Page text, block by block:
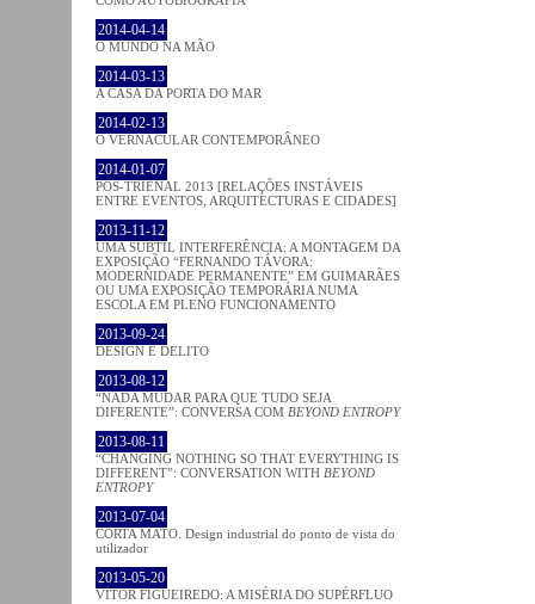
2014-04-14
O MUNDO NA MÃO
2014-03-13
A CASA DA PORTA DO MAR
2014-02-13
O VERNACULAR CONTEMPORÂNEO
2014-01-07
PÓS-TRIENAL 2013 [RELAÇÕES INSTÁVEIS
ENTRE EVENTOS, ARQUITECTURAS E CIDADES]
2013-11-12
UMA SUBTIL INTERFERÊNCIA: A MONTAGEM DA
EXPOSIÇÃO “FERNANDO TÁVORA:
MODERNIDADE PERMANENTE” EM GUIMARÃES
OU UMA EXPOSIÇÃO TEMPORÁRIA NUMA
ESCOLA EM PLENO FUNCIONAMENTO
2013-09-24
DESIGN E DELITO
2013-08-12
“NADA MUDAR PARA QUE TUDO SEJA
DIFERENTE”: CONVERSA COM BEYOND ENTROPY
2013-08-11
“CHANGING NOTHING SO THAT EVERYTHING IS
DIFFERENT”: CONVERSATION WITH BEYOND
ENTROPY
2013-07-04
CORTA MATO. Design industrial do ponto de vista do
utilizador
2013-05-20
VÍTOR FIGUEIREDO: A MISÉRIA DO SUPÉRFLUO